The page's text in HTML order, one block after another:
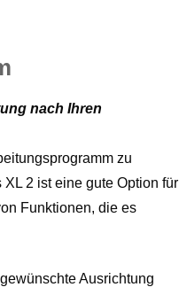
nach Ihren
zu
2 ist eine gute Option für
Funktionen, die es
Ausrichtung